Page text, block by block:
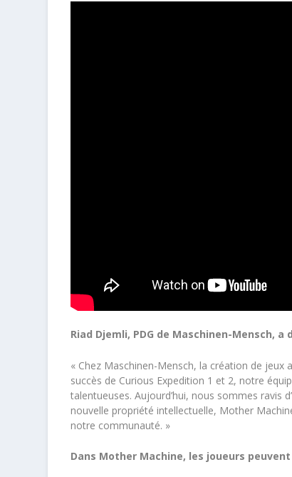
Riad Djemli, PDG de Maschinen-Mensch,
« Chez Maschinen-Mensch, la création de
succès de Curious Expedition 1 et 2, notre
talentueuses. Aujourd’hui, nous sommes ravis
nouvelle propriété intellectuelle, Mother
notre communauté. »
Dans Mother Machine, les joueurs peuvent